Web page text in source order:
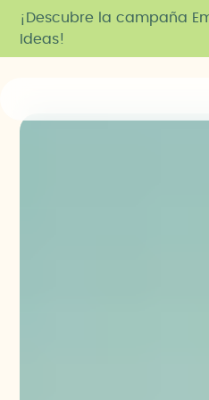
¡Descubre la campaña
Ideas!